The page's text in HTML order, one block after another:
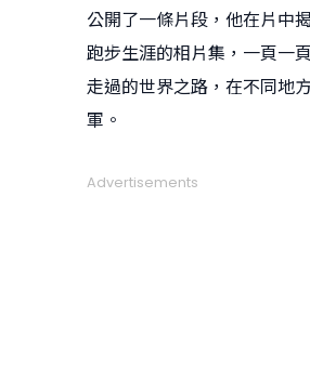
公開了一條片段，他在片中
跑步生涯的相片集，一頁一
走過的世界之路，在不同地
軍。
Advertisements